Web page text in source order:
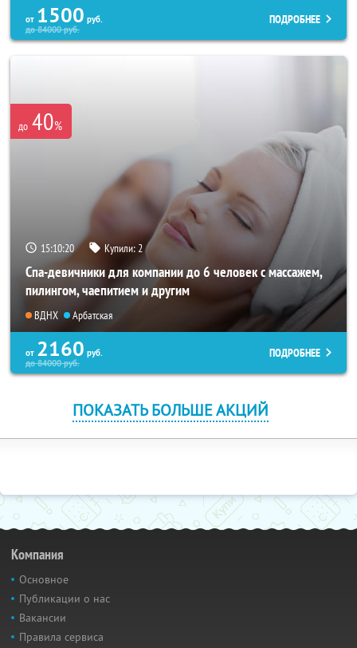
от 1500 руб.
до84000руб.
ПОДРОБНЕЕ
до 40%
15:10:18 Купили: 2
Спа-девичники для компании до 6 человек с массажем,
пилингом, чаепитием и другим
ВДНХ Арбатская
от 2160 руб.
до84000руб.
ПОДРОБНЕЕ
ПОКАЗАТЬ БОЛЬШЕ АКЦИЙ
Компания
Основное
Публикации о нас
Вакансии
Правила сервиса